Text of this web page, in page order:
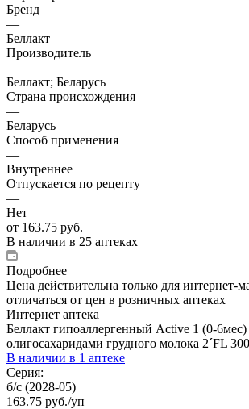
Бренд
—
Беллакт
Производитель
—
Беллакт; Беларусь
Страна происхождения
—
Беларусь
Способ применения
—
Внутреннее
Отпускается по рецепту
—
Нет
от 163.75 руб.
В наличии в 25 аптеках
Подробнее
Цена действительна только для интернет-
отличаться от цен в розничных аптеках
Интернет аптека
Беллакт гипоаллергенный Active 1 (0-6мес)
олигосахаридами грудного молока 2´FL
В наличии в 1 аптеке
Серия:
б/с (2028-05)
163.75 руб./уп